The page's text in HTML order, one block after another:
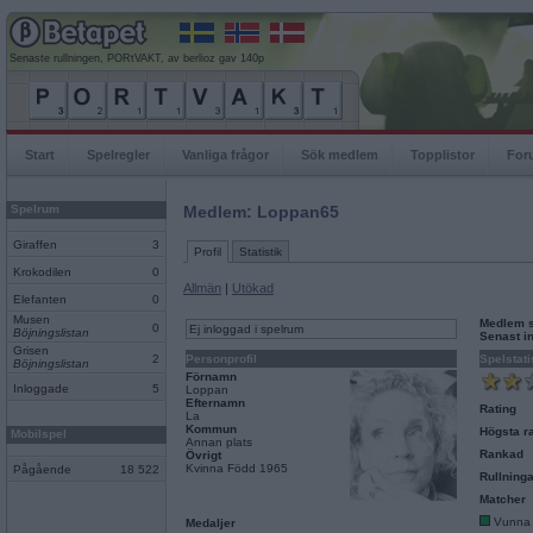
Senaste rullningen, PORtVAKT, av berlioz gav 140p
Start Spelregler Vanliga frågor Sök medlem Topplistor
Spelrum
Giraffen 3
Krokodilen 0
Elefanten
0
Musen
Böjningslistan
0
Grisen
Böjningslistan
2
Inloggade 5
Mobilspel
Pågående 18 522
Medlem: Loppan65
Profil Statistik
Allmän | Utökad
Ej inloggad i spelrum
Personprofil
Förnamn
Loppan
Efternamn
La
Kommun
Annan plats
Övrigt
Kvinna Född 1965
Medaljer
Medlem
Senast
Rating
Högsta
Rankad
Matcher
Vunna